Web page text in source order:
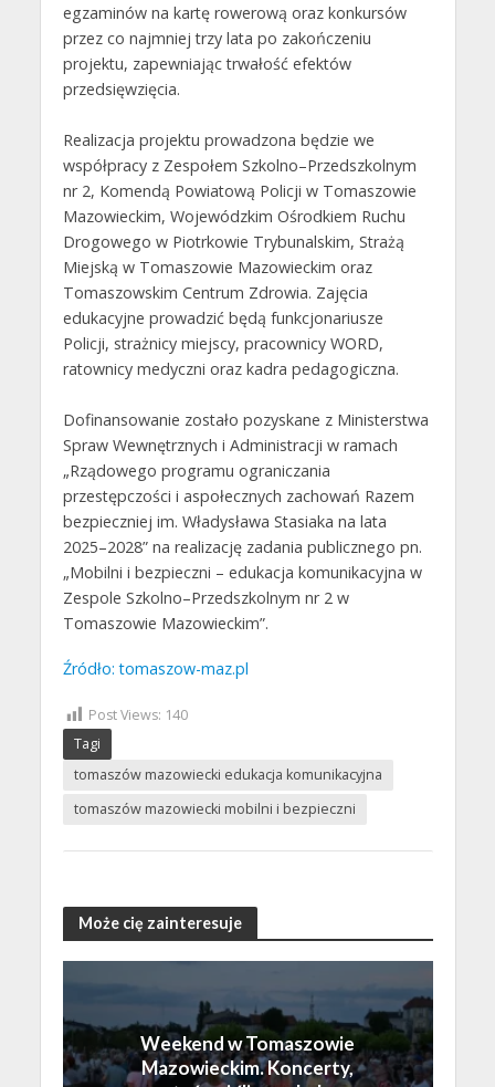
egzaminów na kartę rowerową oraz konkursów
przez co najmniej trzy lata po zakończeniu
projektu, zapewniając trwałość efektów
przedsięwzięcia.
Realizacja projektu prowadzona będzie we
współpracy z Zespołem Szkolno–Przedszkolnym
nr 2, Komendą Powiatową Policji w Tomaszowie
Mazowieckim, Wojewódzkim Ośrodkiem Ruchu
Drogowego w Piotrkowie Trybunalskim, Strażą
Miejską w Tomaszowie Mazowieckim oraz
Tomaszowskim Centrum Zdrowia. Zajęcia
edukacyjne prowadzić będą funkcjonariusze
Policji, strażnicy miejscy, pracownicy WORD,
ratownicy medyczni oraz kadra pedagogiczna.
Dofinansowanie zostało pozyskane z Ministerstwa
Spraw Wewnętrznych i Administracji w ramach
„Rządowego programu ograniczania
przestępczości i aspołecznych zachowań Razem
bezpieczniej im. Władysława Stasiaka na lata
2025–2028” na realizację zadania publicznego pn.
„Mobilni i bezpieczni – edukacja komunikacyjna w
Zespole Szkolno–Przedszkolnym nr 2 w
Tomaszowie Mazowieckim”.
Źródło: tomaszow-maz.pl
Post Views: 140
Tagi
tomaszów mazowiecki edukacja komunikacyjna
tomaszów mazowiecki mobilni i bezpieczni
Może cię zainteresuje
Weekend w Tomaszowie
Mazowieckim. Koncerty,